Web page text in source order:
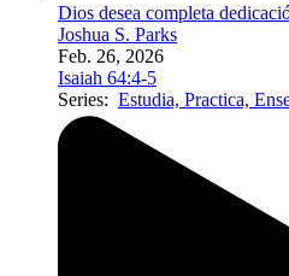
Dios desea completa
Joshua S. Parks
Feb. 26, 2026
Isaiah 64:4-5
Series: Estudia, Practica,